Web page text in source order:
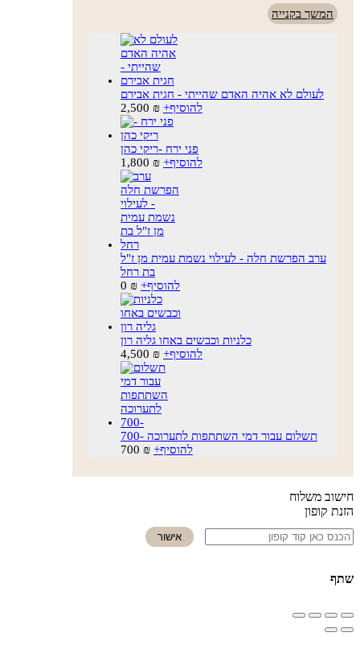
המשך בקנייה
לעולם לא אהיה האדם שהייתי - חגית אבירם
2,500 ₪ +להוסיף
פני ירח -ריקי כהן
1,800 ₪ +להוסיף
ערב הפרשת חלה - לעילוי נשמת עמית מן ז"ל
בת רחל
0 ₪ +להוסיף
כלניות וכבשים באחו גליה רון
4,500 ₪ +להוסיף
תשלום עבור דמי השתתפות לתערוכה -700
700 ₪ +להוסיף
חישוב משלוח
הזנת קופון
אישור
שתף